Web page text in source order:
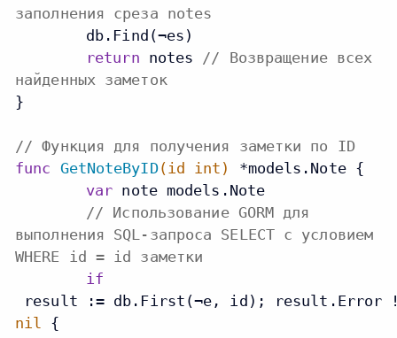
заполнения среза notes
return notes // Возвращение всех
найденных заметок
}
// Функция для получения заметки по ID
func GetNoteByID(id int )
*models.Note {
var note models.Note
// Использование GORM для
выполнения SQL-запроса SELECT с условием
WHERE id = id заметки
if
result := db.First(¬e, id); result.Error
nil {